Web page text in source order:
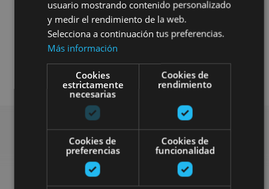
Visitas guiadas Otros
Find more plans
usuario mostrando contenido personalizado
y medir el rendimiento de la web.
Selecciona a continuación tus preferencias.
Más información
Cookies
estrictamente
necesarias
Cookies de
rendimiento
Cookies de
preferencias
Cookies de
funcionalidad